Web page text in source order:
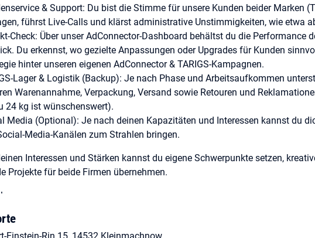
& Support: Du bist die Stimme für unsere Kunden beider Marken
führst Live-Calls und klärst administrative Unstimmigkeiten, wie etwa
Check: Über unser AdConnector-Dashboard behältst du die Performance
Du erkennst, wo gezielte Anpassungen oder Upgrades für Kunden
hinter unseren eigenen AdConnector & TARIGS-Kampagnen.
Lager & Logistik (Backup): Je nach Phase und Arbeitsaufkommen
Warenannahme, Verpackung, Versand sowie Retouren und
24 kg ist wünschenswert).
Media (Optional): Je nach deinen Kapazitäten und Interessen kannst du
Media-Kanälen zum Strahlen bringen.
Interessen und Stärken kannst du eigene Schwerpunkte setzen,
Projekte für beide Firmen übernehmen.
oder Englischkenntnisse